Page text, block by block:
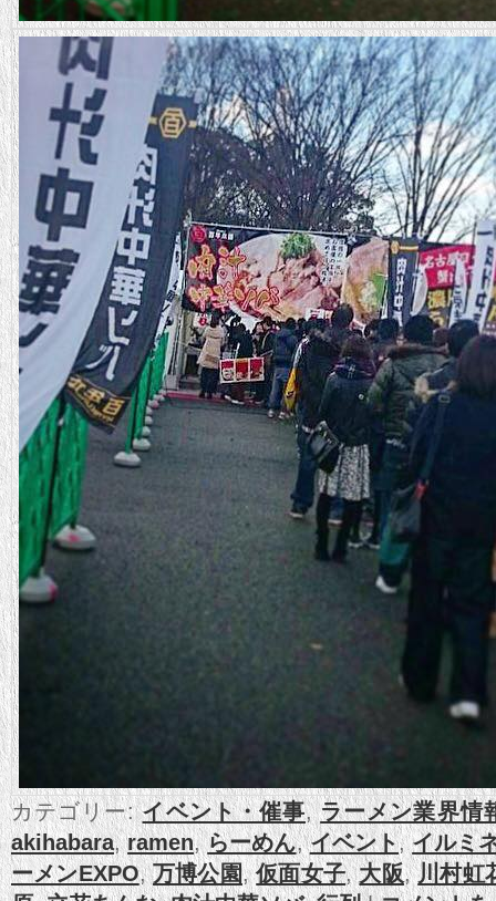
カテゴリー: イベント・催事,ラーメン業界情
akihabara,ramen,らーめん,イベント,イルミ
ーメンEXPO,万博公園,仮面女子,大阪,川村虹